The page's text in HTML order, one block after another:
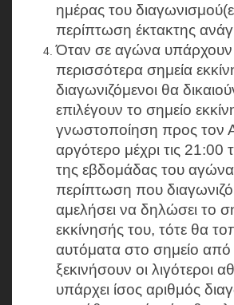
ημέρας του
περίπτωση έκτακτης
Όταν σε αγώνα
περισσότερα σημεία
διαγωνιζόμενοι θα
επιλέγουν το σημείο
γνωστοποίηση προς τον
αργότερο μέχρι τις 21:00
της εβδομάδας του
περίπτωση που
αμελήσει να δηλώσει το
εκκίνησής του, τότε θα
αυτόματα στο σημείο
ξεκινήσουν οι λιγότεροι
υπάρχει ίσος αριθμός